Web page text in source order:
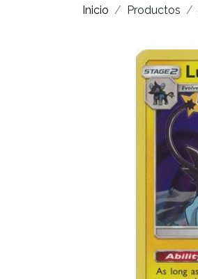
Inicio Productos